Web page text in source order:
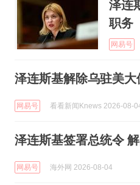
泽连
职务
网易号
泽连斯基解除乌驻美
网易号 看看新闻Knews 2026-08-
泽连斯基签署总统令
网易号 海外网 2026-08-04